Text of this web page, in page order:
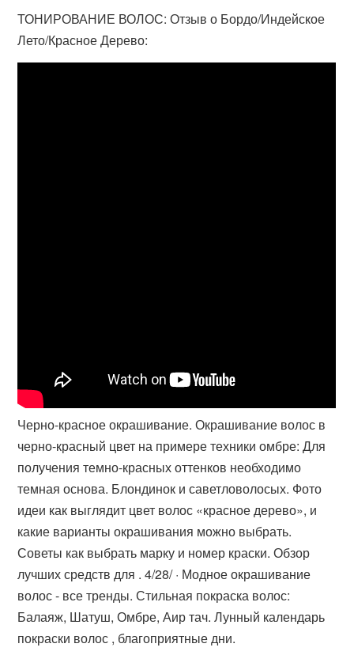
ТОНИРОВАНИЕ ВОЛОС: Отзыв о Бордо/Индейское
Лето/Красное Дерево:
Черно-красное окрашивание. Окрашивание волос в
черно-красный цвет на примере техники омбре: Для
получения темно-красных оттенков необходимо
темная основа. Блондинок и саветловолосых. Фото
идеи как выглядит цвет волос «красное дерево», и
какие варианты окрашивания можно выбрать.
Советы как выбрать марку и номер краски. Обзор
лучших средств для . 4/28/ · Модное окрашивание
волос - все тренды. Стильная покраска волос:
Балаяж, Шатуш, Омбре, Аир тач. Лунный календарь
покраски волос , благоприятные дни.